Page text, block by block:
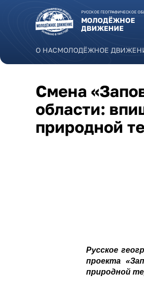
РУССКОЕ ГЕОГРАФИЧЕСКОЕ
МОЛОДЁЖНОЕ
ДВИЖЕНИЕ
О НАСМОЛОДЁЖНОЕ
Смена
области:
природной
Русское
проекта
природной